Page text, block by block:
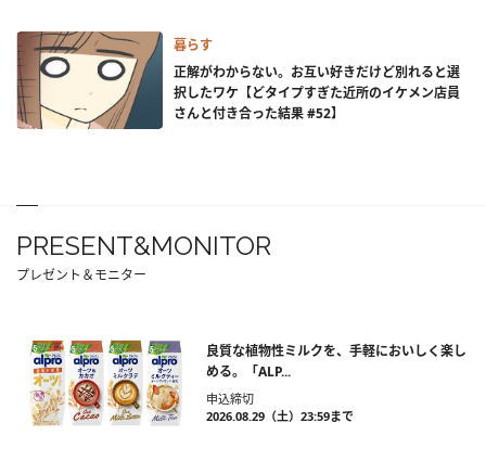
暮らす
正解がわからない。お互い好きだけど別れると選
択したワケ【どタイプすぎた近所のイケメン店員
さんと付き合った結果 #52】
PRESENT&MONITOR
プレゼント＆モニター
良質な植物性ミルクを、手軽においしく楽し
める。「ALP...
申込締切
2026.08.29（土）23:59まで